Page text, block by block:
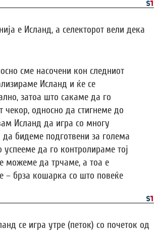
е Исланд, а селекторот вели дека
сме насочени кон следниот
Исланд и ќе се
затоа што сакаме да го
чекор, односно да стигнеме до
Исланд да игра со многу
да бидеме подготвени за голема
успееме да го контролираме тој
можеме да трчаме, а тоа е
– брза кошарка со што повеќе
се игра утре (петок) со почеток од